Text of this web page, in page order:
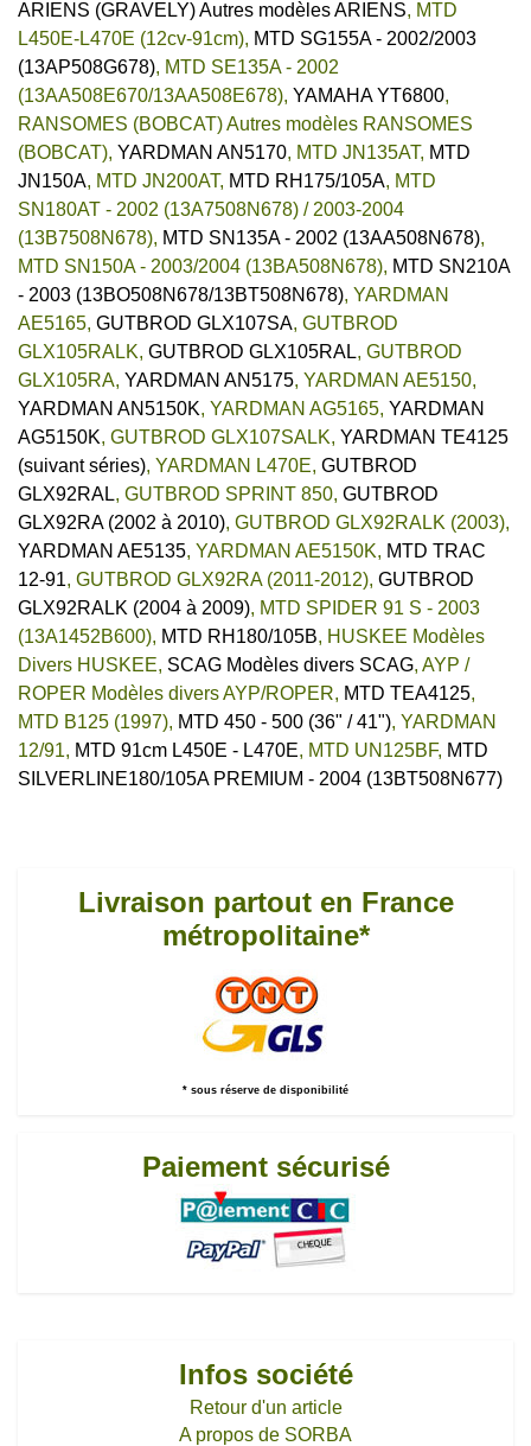
ARIENS (GRAVELY) Autres modèles ARIENS, MTD
L450E-L470E (12cv-91cm), MTD SG155A - 2002/2003
(13AP508G678), MTD SE135A - 2002
(13AA508E670/13AA508E678), YAMAHA YT6800,
RANSOMES (BOBCAT) Autres modèles RANSOMES
(BOBCAT), YARDMAN AN5170, MTD JN135AT, MTD
JN150A, MTD JN200AT, MTD RH175/105A, MTD
SN180AT - 2002 (13A7508N678) / 2003-2004
(13B7508N678), MTD SN135A - 2002 (13AA508N678),
MTD SN150A - 2003/2004 (13BA508N678), MTD SN210A
- 2003 (13BO508N678/13BT508N678), YARDMAN
AE5165, GUTBROD GLX107SA, GUTBROD
GLX105RALK, GUTBROD GLX105RAL, GUTBROD
GLX105RA, YARDMAN AN5175, YARDMAN AE5150,
YARDMAN AN5150K, YARDMAN AG5165, YARDMAN
AG5150K, GUTBROD GLX107SALK, YARDMAN TE4125
(suivant séries), YARDMAN L470E, GUTBROD
GLX92RAL, GUTBROD SPRINT 850, GUTBROD
GLX92RA (2002 à 2010), GUTBROD GLX92RALK (2003),
YARDMAN AE5135, YARDMAN AE5150K, MTD TRAC
12-91, GUTBROD GLX92RA (2011-2012), GUTBROD
GLX92RALK (2004 à 2009), MTD SPIDER 91 S - 2003
(13A1452B600), MTD RH180/105B, HUSKEE Modèles
Divers HUSKEE, SCAG Modèles divers SCAG, AYP /
ROPER Modèles divers AYP/ROPER, MTD TEA4125,
MTD B125 (1997), MTD 450 - 500 (36" / 41"), YARDMAN
12/91, MTD 91cm L450E - L470E, MTD UN125BF, MTD
SILVERLINE180/105A PREMIUM - 2004 (13BT508N677)
Livraison partout en France
métropolitaine*
* sous réserve de disponibilité
Paiement sécurisé
Infos société
Retour d'un article
A propos de SORBA